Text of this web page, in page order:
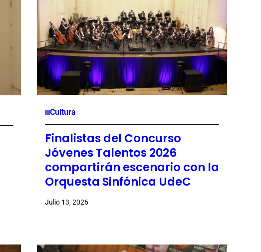
Cultura
Finalistas del Concurso
Jóvenes Talentos 2026
compartirán escenario con la
Orquesta Sinfónica UdeC
Julio 13, 2026